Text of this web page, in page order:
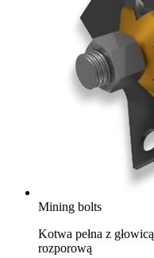
Mining bolts
Kotwa pełna z głowicą
rozporową